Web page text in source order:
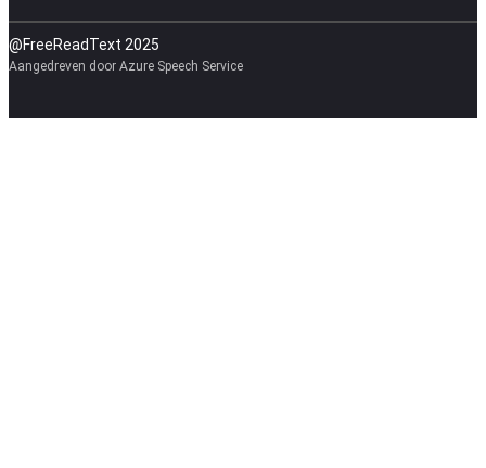
@FreeReadText 2025
Aangedreven door Azure Speech Service